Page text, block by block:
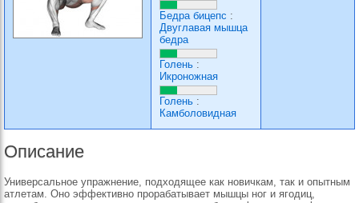
Бедра бицепс :
Двуглавая мышца
бедра
Голень :
Икроножная
Голень :
Камболовидная
Описание
Универсальное упражнение, подходящее как новичкам, так и опытным
атлетам. Оно эффективно прорабатывает мышцы ног и ягодиц,